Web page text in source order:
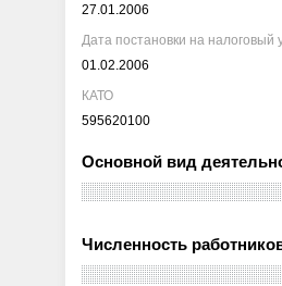
27.01.2006
Дата постановки на налоговый
01.02.2006
КАТО
595620100
Основной вид
Численность